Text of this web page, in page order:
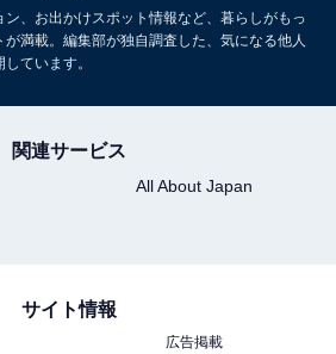
でクーポン使用を選ぶことになる
。ポイント還元の上限は500ポイ
前後の商品を選びたいところです
、お出かけスポット情報など、暮らしがもっ
満載。編集部が独自調査した、気になる他人
ています。
関連サービス
All About Japan
サイト情報
広告掲載